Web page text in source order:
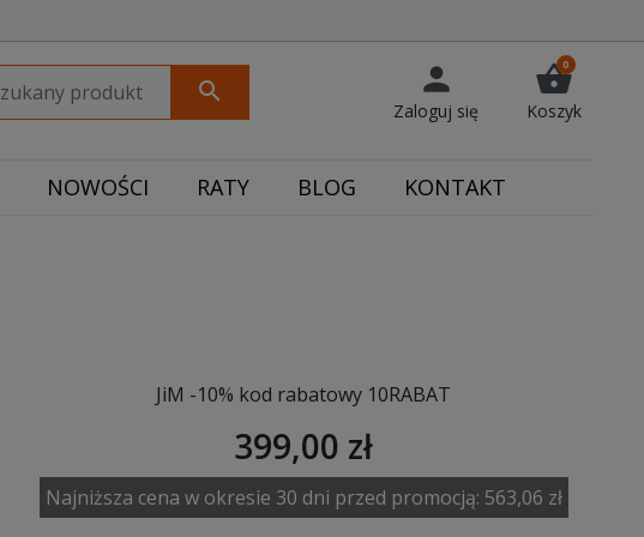
search person
Zaloguj się
shopping_basket
0
Koszyk
NOWOŚCI RATY BLOG KONTAKT
JiM -10% kod rabatowy 10RABAT
399,00 zł
Najniższa cena w okresie 30 dni przed promocją: 563,06 zł